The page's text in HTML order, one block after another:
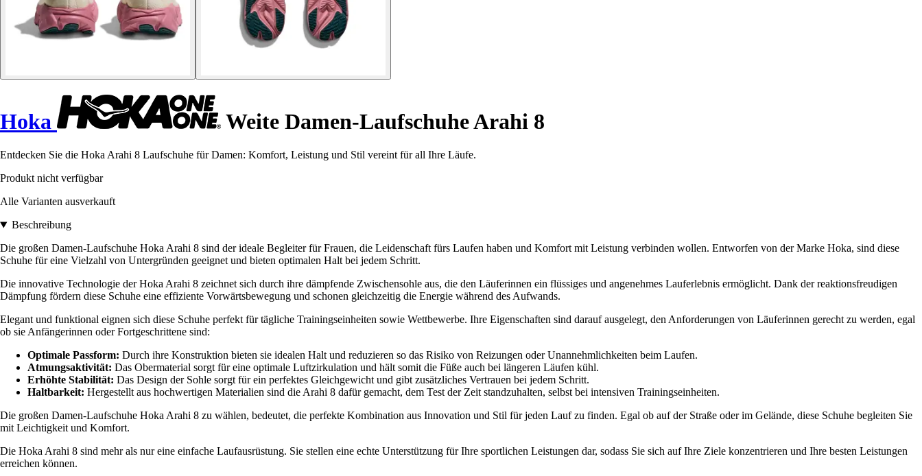
Hoka Weite Damen-Laufschuhe Arahi 8
Entdecken Sie die Hoka Arahi 8 Laufschuhe für Damen: Komfort, Leistung und Stil vereint für all Ihre Läufe.
Produkt nicht verfügbar
Alle Varianten ausverkauft
Beschreibung
Die großen Damen-Laufschuhe Hoka Arahi 8 sind der ideale Begleiter für Frauen, die Leidenschaft fürs Laufen haben und Komfort mit Leistung verbinden wollen. Entworfen von der Marke Hoka, sind diese
Schuhe für eine Vielzahl von Untergründen geeignet und bieten optimalen Halt bei jedem Schritt.
Die innovative Technologie der Hoka Arahi 8 zeichnet sich durch ihre dämpfende Zwischensohle aus, die den Läuferinnen ein flüssiges und angenehmes Lauferlebnis ermöglicht. Dank der reaktionsfreudigen
Dämpfung fördern diese Schuhe eine effiziente Vorwärtsbewegung und schonen gleichzeitig die Energie während des Aufwands.
Elegant und funktional eignen sich diese Schuhe perfekt für tägliche Trainingseinheiten sowie Wettbewerbe. Ihre Eigenschaften sind darauf ausgelegt, den Anforderungen von Läuferinnen gerecht zu werden, egal
ob sie Anfängerinnen oder Fortgeschrittene sind:
Optimale Passform: Durch ihre Konstruktion bieten sie idealen Halt und reduzieren so das Risiko von Reizungen oder Unannehmlichkeiten beim Laufen.
Atmungsaktivität: Das Obermaterial sorgt für eine optimale Luftzirkulation und hält somit die Füße auch bei längeren Läufen kühl.
Erhöhte Stabilität: Das Design der Sohle sorgt für ein perfektes Gleichgewicht und gibt zusätzliches Vertrauen bei jedem Schritt.
Haltbarkeit: Hergestellt aus hochwertigen Materialien sind die Arahi 8 dafür gemacht, dem Test der Zeit standzuhalten, selbst bei intensiven Trainingseinheiten.
Die großen Damen-Laufschuhe Hoka Arahi 8 zu wählen, bedeutet, die perfekte Kombination aus Innovation und Stil für jeden Lauf zu finden. Egal ob auf der Straße oder im Gelände, diese Schuhe begleiten Sie
mit Leichtigkeit und Komfort.
Die Hoka Arahi 8 sind mehr als nur eine einfache Laufausrüstung. Sie stellen eine echte Unterstützung für Ihre sportlichen Leistungen dar, sodass Sie sich auf Ihre Ziele konzentrieren und Ihre besten Leistungen
erreichen können.